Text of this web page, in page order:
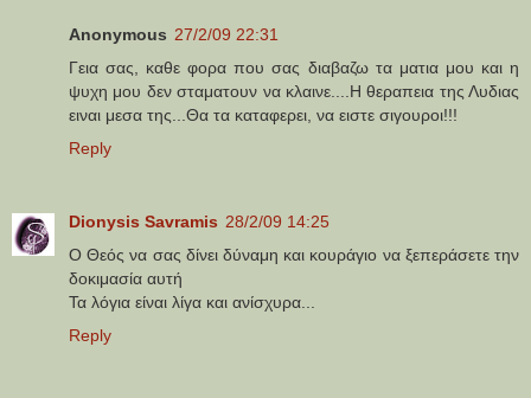
Anonymous 27/2/09 22:31
Γεια σας, καθε φορα που σας διαβαζω τα ματια μου και η
ψυχη μου δεν σταματουν να κλαινε....Η θεραπεια της Λυδιας
ειναι μεσα της...Θα τα καταφερει, να ειστε σιγουροι!!!
Reply
Dionysis Savramis 28/2/09 14:25
Ο Θεός να σας δίνει δύναμη και κουράγιο να ξεπεράσετε την
δοκιμασία αυτή
Τα λόγια είναι λίγα και ανίσχυρα...
Reply